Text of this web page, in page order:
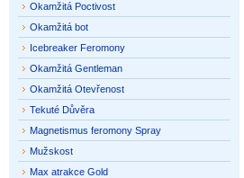
Okamžitá Poctivost
Okamžitá bot
Icebreaker Feromony
Okamžitá Gentleman
Okamžitá Otevřenost
Tekuté Důvěra
Magnetismus feromony Spray
Mužskost
Max atrakce Gold